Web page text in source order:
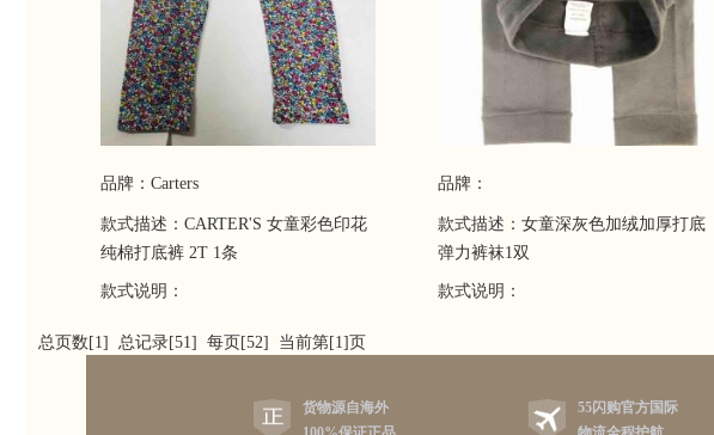
品牌：Carters
款式描述：CARTER'S 女童彩色印花
纯棉打底裤 2T 1条
款式说明：
品牌：
款式描述：女童深灰色加绒加厚打底
弹力裤袜1双
款式说明：
总页数[1] 总记录[51] 每页[52] 当前第[1]页
货物源自海外
55闪购官方国际